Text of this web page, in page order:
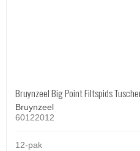
Bruynzeel Big Point Filtspids
Bruynzeel
60122012
12-pak